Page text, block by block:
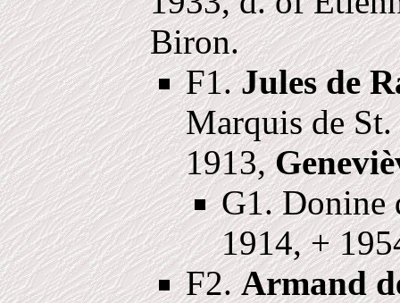
Biron.
F1.Jules de
Marquis de
1913,
G1. Donine
1914, +
F2.Armand